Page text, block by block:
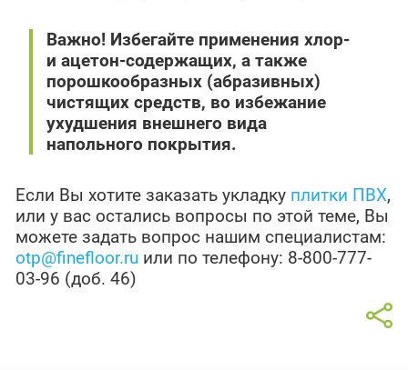
Важно! Избегайте применения хлор-
и ацетон-содержащих, а также
порошкообразных (абразивных)
чистящих средств, во избежание
ухудшения внешнего вида
напольного покрытия.
Если Вы хотите заказать укладку плитки ПВХ,
или у вас остались вопросы по этой теме, Вы
можете задать вопрос нашим специалистам:
otp@finefloor.ru или по телефону: 8-800-777-
03-96 (доб. 46)